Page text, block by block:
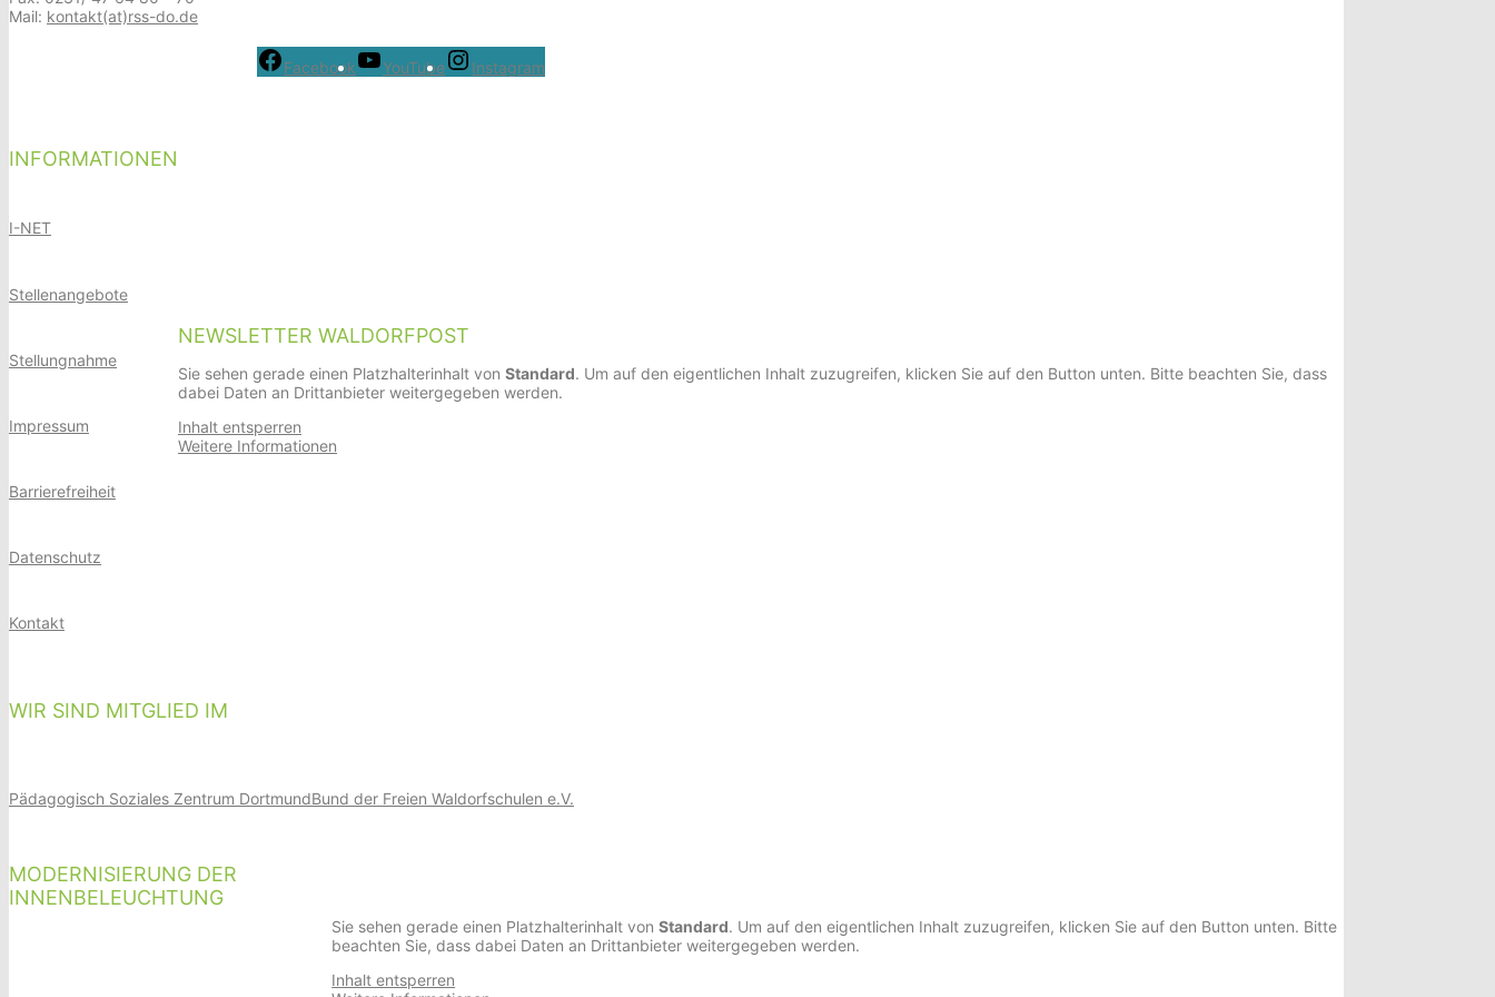
Mail: kontakt(at)rss-do.de
Facebook YouTube Instagram
INFORMATIONEN
I-NET
Stellenangebote
Stellungnahme
Impressum
Barrierefreiheit
Datenschutz
Kontakt
NEWSLETTER WALDORFPOST
Sie sehen gerade einen Platzhalterinhalt von Standard. Um auf den eigentlichen Inhalt zuzugreifen, klicken Sie auf den Button unten. Bitte beachten Sie, dass
dabei Daten an Drittanbieter weitergegeben werden.
Inhalt entsperren
Weitere Informationen
WIR SIND MITGLIED IM
Pädagogisch Soziales Zentrum DortmundBund der Freien Waldorfschulen e.V.
MODERNISIERUNG DER
INNENBELEUCHTUNG
Sie sehen gerade einen Platzhalterinhalt vonStandard. Um auf den eigentlichen Inhalt zuzugreifen, klicken Sie auf den Button unten. Bitte
beachten Sie, dass dabei Daten an Drittanbieter weitergegeben werden.
Inhalt entsperren